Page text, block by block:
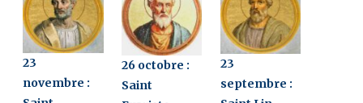
23
novembre :
26 octobre :
Saint
23
septembre :